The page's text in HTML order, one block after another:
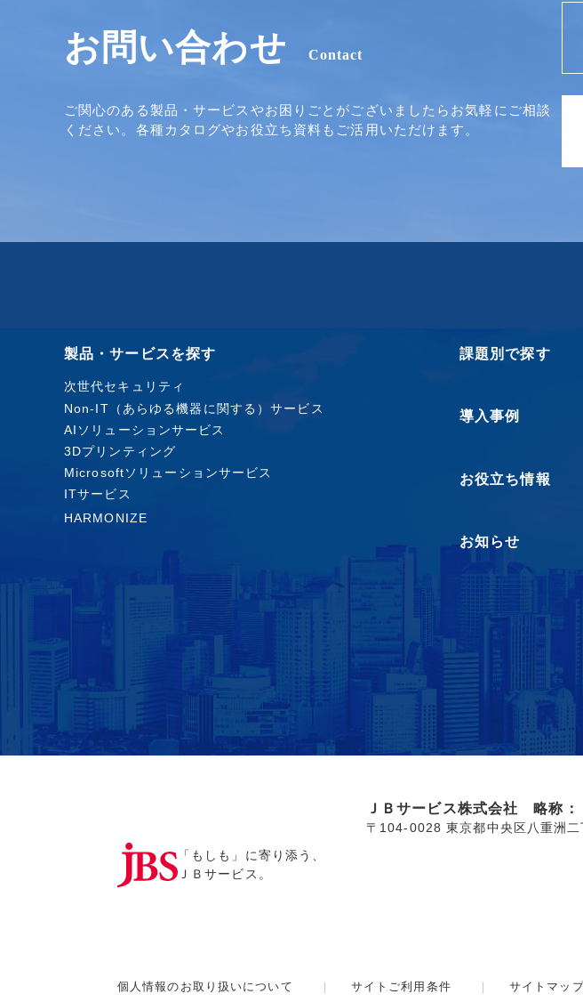
お問い合わせ Contact
ご関心のある製品・サービスやお困りごとがございましたらお気軽にご相談
ください。各種カタログやお役立ち資料もご活用いただけます。
製品・サービスを探す
次世代セキュリティ
Non-IT（あらゆる機器に関する）サービス
AIソリューションサービス
3Dプリンティング
Microsoftソリューションサービス
ITサービス
HARMONIZE
課題別で探す
導入事例
お役立ち情報
お知らせ
「もしも」に寄り添う、
ＪＢサービス。
ＪＢサービス株式会社 略称：
〒104-0028 東京都中央区八重洲
個人情報のお取り扱いについて サイトご利用条件 サイトマッ